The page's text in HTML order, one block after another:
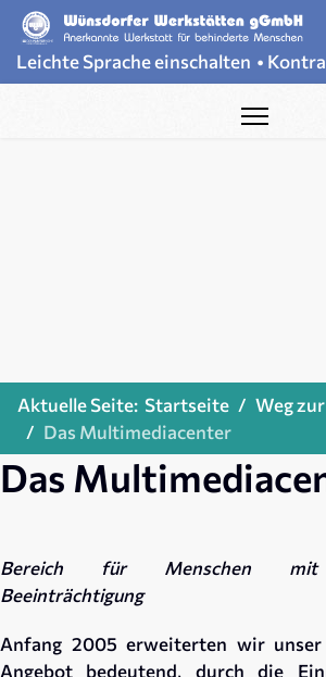
Leichte Sprache einschalten •
Aktuelle Seite: Startseite
Weg
Das Multimediacenter
Das
Bereich für Menschen mit
Beeinträchtigung
Anfang 2005 erweiterten wir
Angebot bedeutend, durch die